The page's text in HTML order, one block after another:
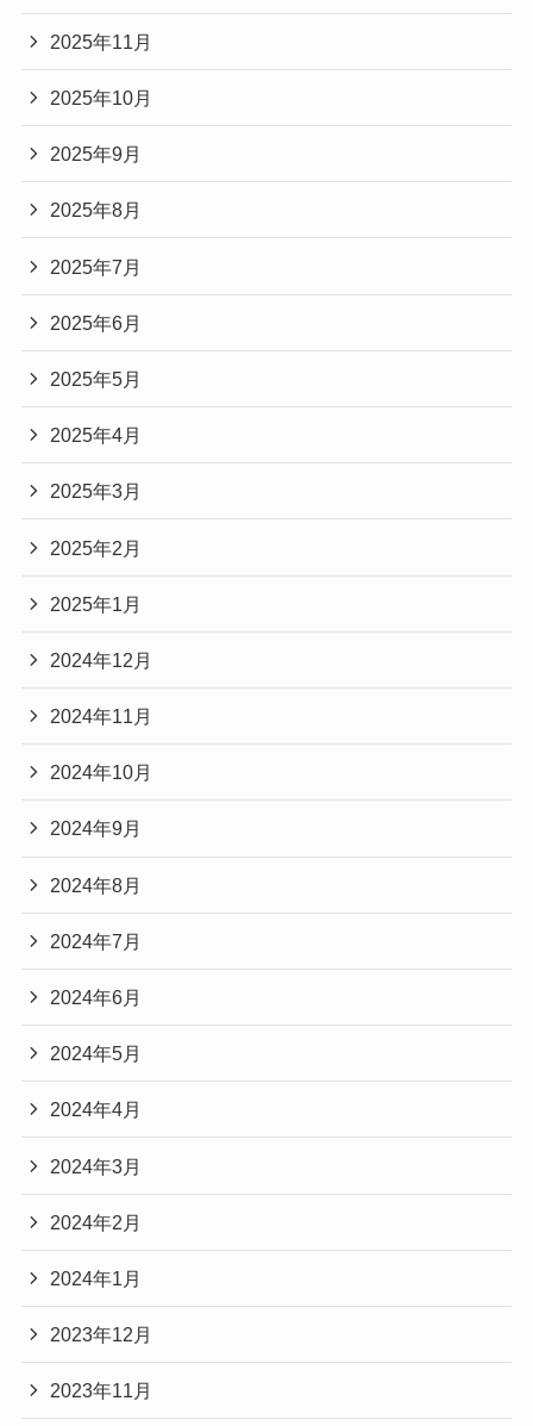
2025年11月
2025年10月
2025年9月
2025年8月
2025年7月
2025年6月
2025年5月
2025年4月
2025年3月
2025年2月
2025年1月
2024年12月
2024年11月
2024年10月
2024年9月
2024年8月
2024年7月
2024年6月
2024年5月
2024年4月
2024年3月
2024年2月
2024年1月
2023年12月
2023年11月